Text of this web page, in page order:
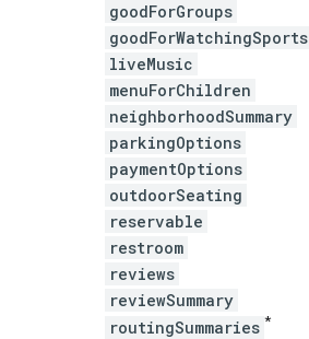
goodForGroups
goodForWatchingSports
liveMusic
menuForChildren
neighborhoodSummary
parkingOptions
paymentOptions
outdoorSeating
reservable
restroom
reviews
reviewSummary
routingSummaries *